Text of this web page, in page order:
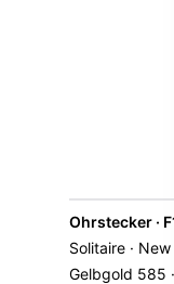
Ohrstecker ·
Solitaire · New
Gelbgold 585